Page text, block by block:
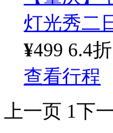
灯光秀二
¥499 6.4折
查看行程
上一页 1下